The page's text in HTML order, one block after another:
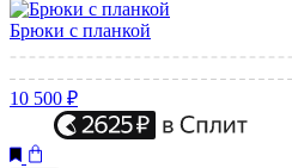
Брюки с планкой
10 500 ₽